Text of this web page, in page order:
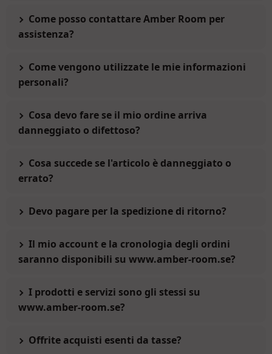
Come posso contattare Amber Room per
assistenza?
Come vengono utilizzate le mie informazioni
personali?
Cosa devo fare se il mio ordine arriva
danneggiato o difettoso?
Cosa succede se l'articolo è danneggiato o
errato?
Devo pagare per la spedizione di ritorno?
Il mio account e la cronologia degli ordini
saranno disponibili su www.amber-room.se?
I prodotti e servizi sono gli stessi su
www.amber-room.se?
Offrite acquisti esenti da tasse?